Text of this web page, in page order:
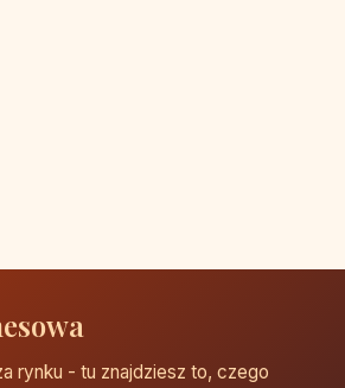
rynku - tu znajdziesz to, czego